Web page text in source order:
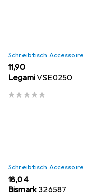
Schreibtisch Accessoire
EUR
11,90
LegamiVSE0250
Schreibtisch Accessoire
EUR
18,04
Bismark326587